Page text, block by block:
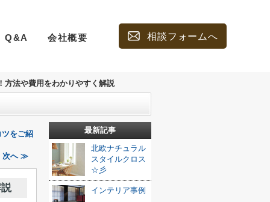
Q&A 会社概要 相談フォームへ
方法や費用をわかりやすく解説
をご紹
次へ ≫
最新記事
北欧ナチュラル
スタイルクロス
☆彡
インテリア事例